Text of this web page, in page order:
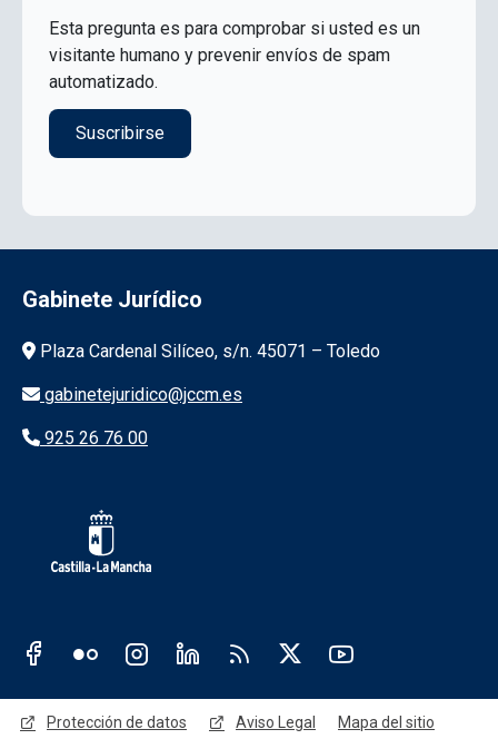
Esta pregunta es para comprobar si usted es un
visitante humano y prevenir envíos de spam
automatizado.
Gabinete Jurídico
Información de la institución
Plaza Cardenal Silíceo, s/n. 45071 – Toledo
gabinetejuridico@jccm.es
925 26 76 00
Redes sociales JCCM
Menú legal
Protección de datos Aviso Legal Mapa del sitio